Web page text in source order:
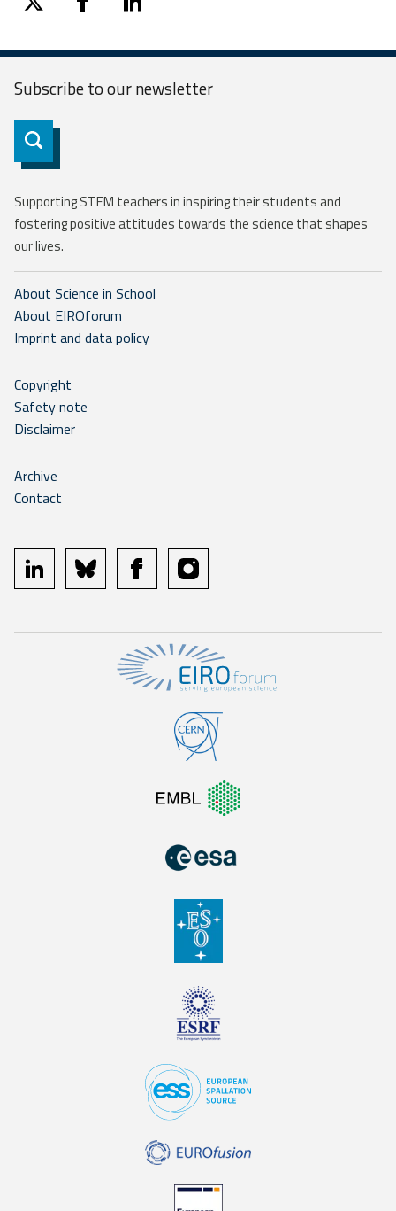
twitter facebooklinkedin
Subscribe to ournewsletter
Subscribe
Supporting STEM teachers in inspiring their students and
fostering positive attitudes towards the science that shapes
our lives.
About Science in School
About EIROforum
Imprint and data policy
Copyright
Safety note
Disclaimer
Archive
Contact
linkedin bluesky facebookinstagram